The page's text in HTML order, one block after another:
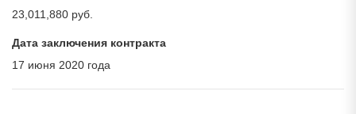
23,011,880 руб.
Дата заключения контракта
17 июня 2020 года